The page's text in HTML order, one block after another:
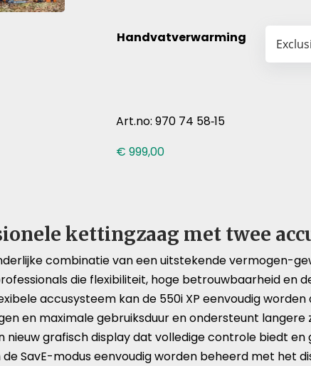
Handvatverwarming
Art.no: 970 74 58‑15
€ 999,00
kettingzaag met twee
combinatie van een uitstekende vermogen-
die flexibiliteit, hoge betrouwbaarheid en
accusysteem kan de 550i XP eenvoudig
en maximale gebruiksduur en ondersteunt langere
grafisch display dat volledige controle biedt
SavE-modus eenvoudig worden beheerd met het